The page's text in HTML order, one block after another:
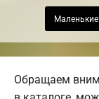
Обращаем